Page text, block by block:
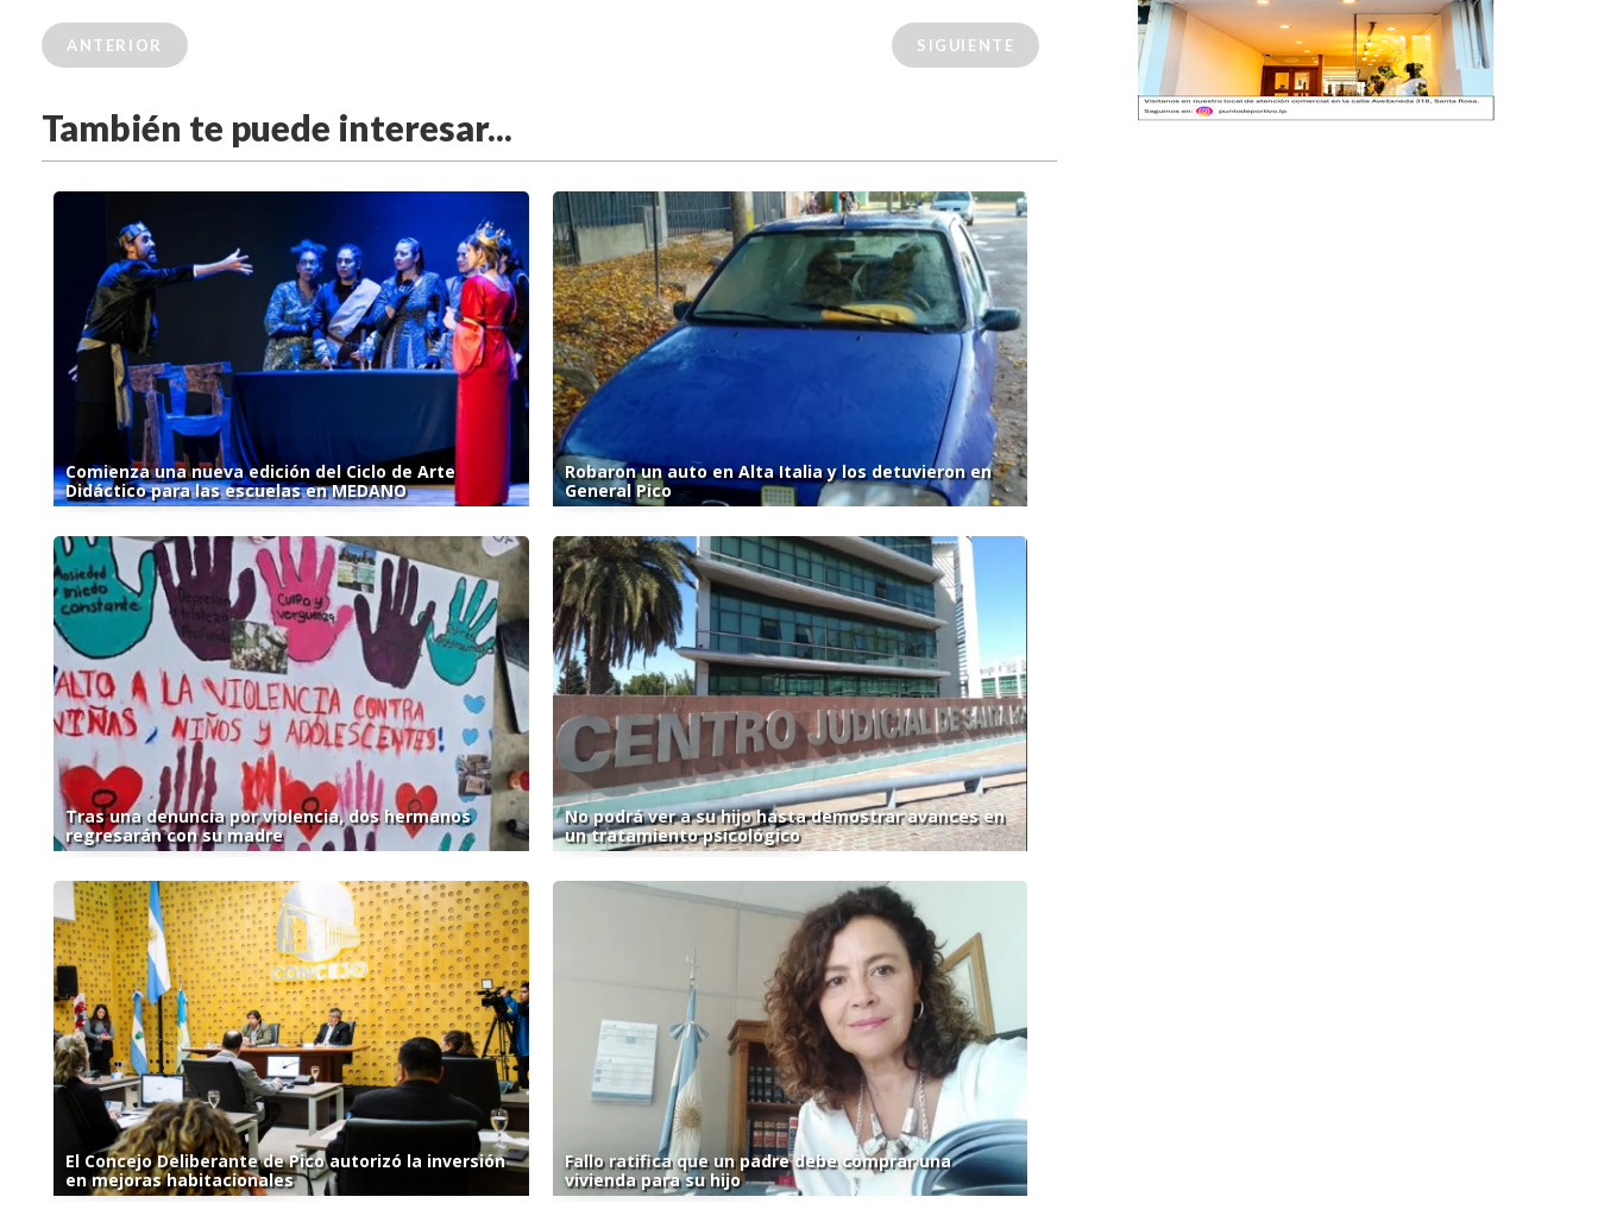
ANTERIOR SIGUIENTE
También te puede interesar...
Comienza una nueva edición del Ciclo de Arte
Didáctico para las escuelas en MEDANO
Robaron un auto en Alta Italia y los detuvieron en
General Pico
Tras una denuncia por violencia, dos hermanos
regresarán con su madre
No podrá ver a su hijo hasta demostrar avances en
un tratamiento psicológico
El Concejo Deliberante de Pico autorizó la inversión
en mejoras habitacionales
Fallo ratifica que un padre debe comprar una
vivienda para su hijo